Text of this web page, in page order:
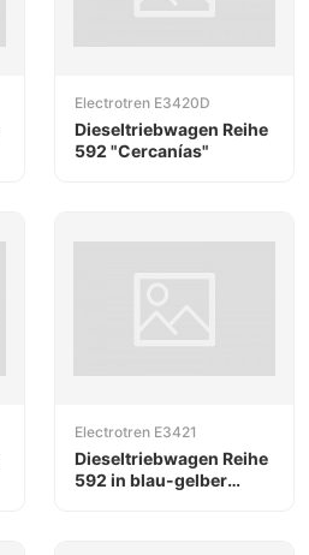
Electrotren E3420D
Dieseltriebwagen Reihe
592 "Cercanías"
Electrotren E3421
Dieseltriebwagen Reihe
592 in blau-gelber